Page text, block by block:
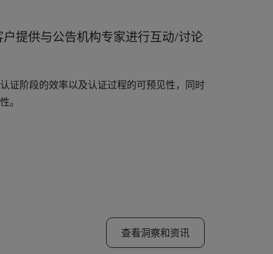
提供与公告机构专家进行互动/讨论
证阶段的效率以及认证过程的可预见性，同时
。
查看洞察和资讯